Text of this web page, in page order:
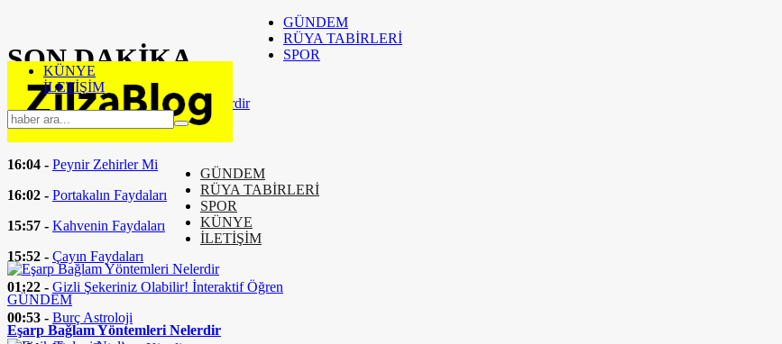
SON DAKİKA
16:37 -
Eşarp Bağlam Yöntemleri Nelerdir
16:24 -Fizik Tedavi Nedir
16:04 - Peynir Zehirler Mi
16:02 - Portakalın Faydaları
15:57 - Kahvenin Faydaları
15:52 - Çayın Faydaları
01:22 - Gizli Şekeriniz Olabilir! İnteraktif Öğren
00:53 - Burç Astroloji
GÜNDEM
RÜYA TABİRLERİ
SPOR
KÜNYE
İLETİŞİM
GÜNDEM
RÜYA TABİRLERİ
SPOR
KÜNYE
İLETİŞİM
GÜNDEM
Eşarp Bağlam Yöntemleri Nelerdir